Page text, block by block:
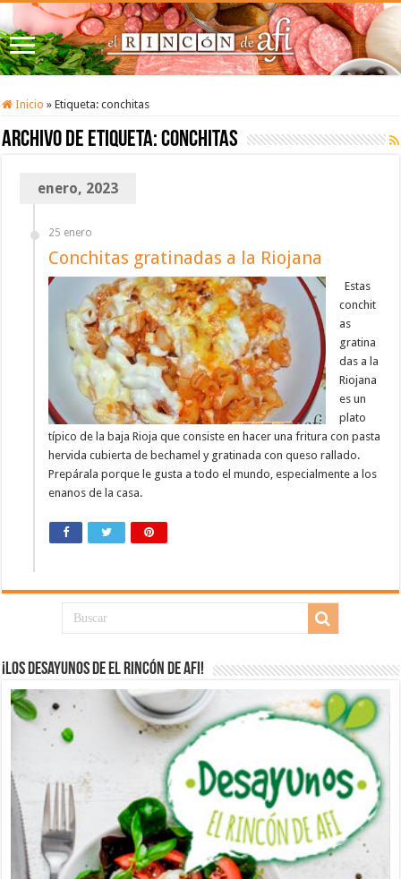
Inicio » Etiqueta:conchitas
Archivo de etiqueta:conchitas
enero, 2023
25 enero
Conchitas gratinadas a la Riojana
Estas
conchit
as
gratina
das a la
Riojana
es un
plato
típico de la baja Rioja que consiste en hacer una fritura con pasta
hervida cubierta de bechamel y gratinada con queso rallado.
Prepárala porque le gusta a todo el mundo, especialmente a los
enanos de la casa.
¡Los desayunos de El Rincón de Afi!